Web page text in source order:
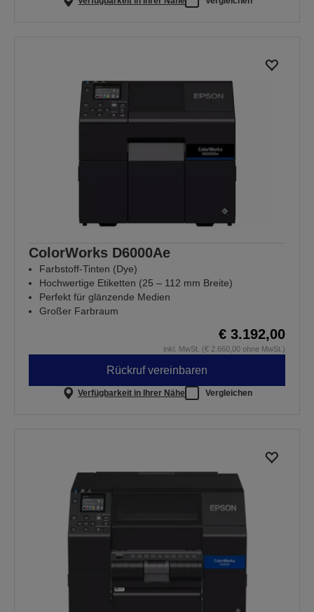
ColorWorks D6000Ae
Farbstoff-Tinten (Dye)
Hochwertige Etiketten (25 – 112 mm Breite)
Perfekt für glänzende Medien
Großer Farbraum
€ 3.192,00
inkl. MwSt. (€ 2.660,00 ohne MwSt.)
Rückruf vereinbaren
Verfügbarkeit in Ihrer Nähe Vergleichen